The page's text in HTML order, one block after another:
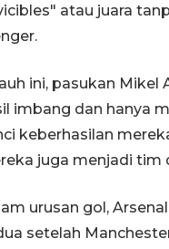
atau juara
ini, pasukan
imbang dan hanya
keberhasilan
juga menjadi tim
urusan gol,
setelah